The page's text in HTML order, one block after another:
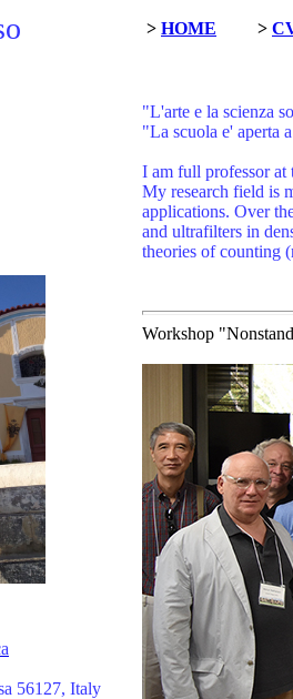
> HOME >
56127, Italy
"L'arte e la scienza
"La scuola e' aperta
I am full professor
My research field is
applications. Over
and ultrafilters in
theories of counting
Workshop